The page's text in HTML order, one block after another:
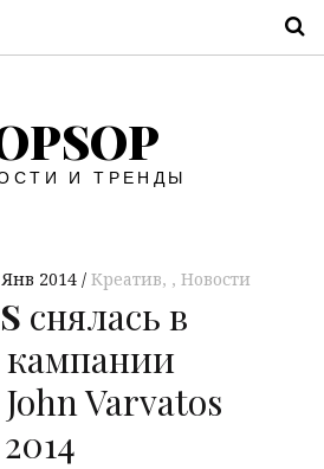
И ТРЕНДЫ
2014 Креатив, Новости
снялась в
Varvatos